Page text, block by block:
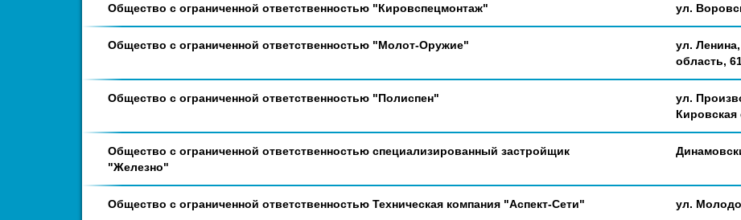
Общество с ограниченной ответственностью "Кировспецмонтаж" ул.
Общество с ограниченной ответственностью "Молот-Оружие"
ул.
область,
Общество с ограниченной ответственностью "Полиспен"
ул.
Кировская
Общество с ограниченной ответственностью специализированный застройщик
"Железно"
Общество с ограниченной ответственностью Техническая компания "Аспект-Сети" ул.